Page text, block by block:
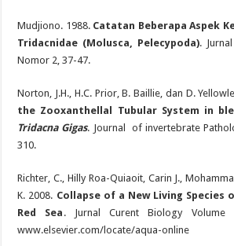
Mudjiono. 1988. Catatan Beberapa Aspek
Tridacnidae (Molusca, Pelecypoda).
Nomor 2, 37-47.
Norton, J.H., H.C. Prior, B. Baillie, dan D.
the Zooxanthellal Tubular System in
Tridacna Gigas. Journal
of invertebrate
310.
Richter, C., Hilly Roa-Quiaoit, Carin J.,
K. 2008. Collapse of a New Living Species
Red Sea . Jurnal Curent Biology
www.elsevier.com/locate/aqua-online